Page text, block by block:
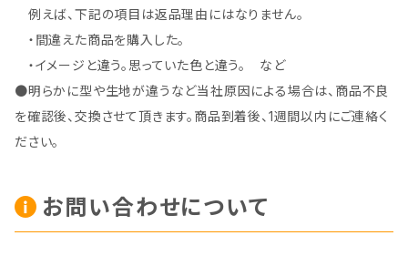
例えば、下記の項目は返品理由にはなりません。
・間違えた商品を購入した。
・イメージと違う。思っていた色と違う。 など
●明らかに型や生地が違うなど当社原因による場合は、商品不良
を確認後、交換させて頂きます。商品到着後、1週間以内にご連絡く
ださい。
お問い合わせについて